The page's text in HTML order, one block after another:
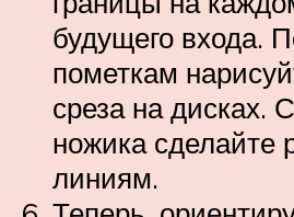
будущего входа.
пометкам
среза на дисках.
ножика сделайте
линиям.